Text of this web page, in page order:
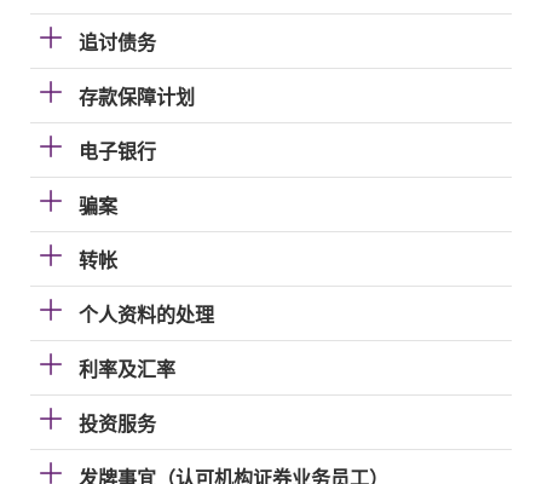
追讨债务
存款保障计划
电子银行
骗案
转帐
个人资料的处理
利率及汇率
投资服务
发牌事宜（认可机构证券业务员工）